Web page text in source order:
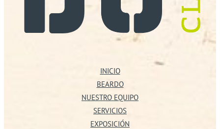
INICIO
BEARDO
NUESTRO EQUIPO
SERVICIOS
EXPOSICIÓN